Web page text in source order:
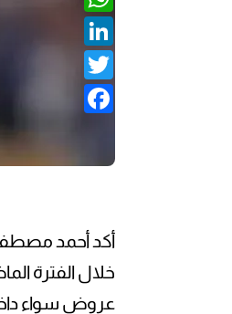
LinkedIn
Twitter
Facebook
أكد أحمد
خلال الفترة
عروض سواء